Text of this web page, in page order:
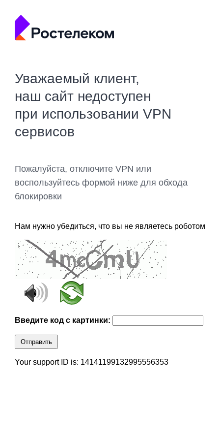
Уважаемый клиент,
наш сайт недоступен
при использовании VPN
сервисов
Пожалуйста, отключите VPN или
воспользуйтесь формой ниже для обхода
блокировки
Нам нужно убедиться, что вы не являетесь роботом
Введите код с картинки:
Отправить
Your support ID is: 14141199132995556353